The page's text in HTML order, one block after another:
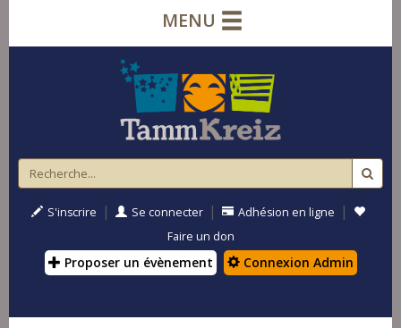
MENU
S'inscrire | Se connecter | Adhésion en ligne |
Faire un don
Proposer un évènement Connexion Admin